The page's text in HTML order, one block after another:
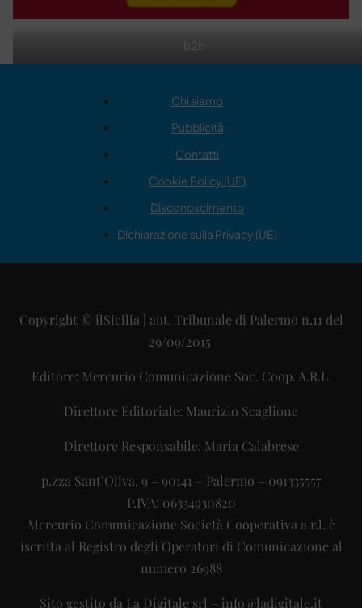
b2b
Chi siamo
Pubblicità
Contatti
Cookie Policy (UE)
Disconoscimento
Dichiarazione sulla Privacy (UE)
Copyright © ilSicilia | aut. Tribunale di Palermo n.11 del
29/09/2015
Editore: Mercurio Comunicazione Soc. Coop. A.R.L.
Direttore Editoriale: Maurizio Scaglione
Direttore Responsabile: Maria Calabrese
p.zza Sant’Oliva, 9 – 90141 – Palermo – 091335557
P.IVA: 06334930820
Mercurio Comunicazione Società Cooperativa a r.l. è
iscritta al Registro degli Operatori di Comunicazione al
numero 26988
Sito gestito da La Digitale srl – info@ladigitale.it